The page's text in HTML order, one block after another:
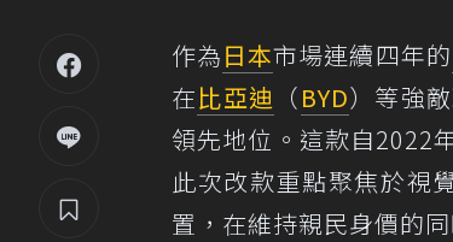
作為日本市場連續四年的
在比亞迪 （BYD）等強
領先地位。這款自2022
此次改款重點聚焦於視
置，在維持親民身價的